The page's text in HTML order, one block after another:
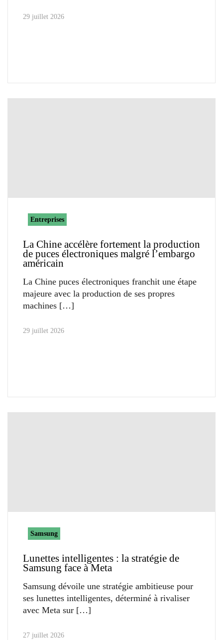
29 juillet 2026
Entreprises
La Chine accélère fortement la production
de puces électroniques malgré l’embargo
américain
La Chine puces électroniques franchit une étape
majeure avec la production de ses propres
machines
29 juillet 2026
Samsung
Lunettes intelligentes : la stratégie de
Samsung face à Meta
Samsung dévoile une stratégie ambitieuse pour
ses lunettes intelligentes, déterminé à rivaliser
avec Meta sur
27 juillet 2026